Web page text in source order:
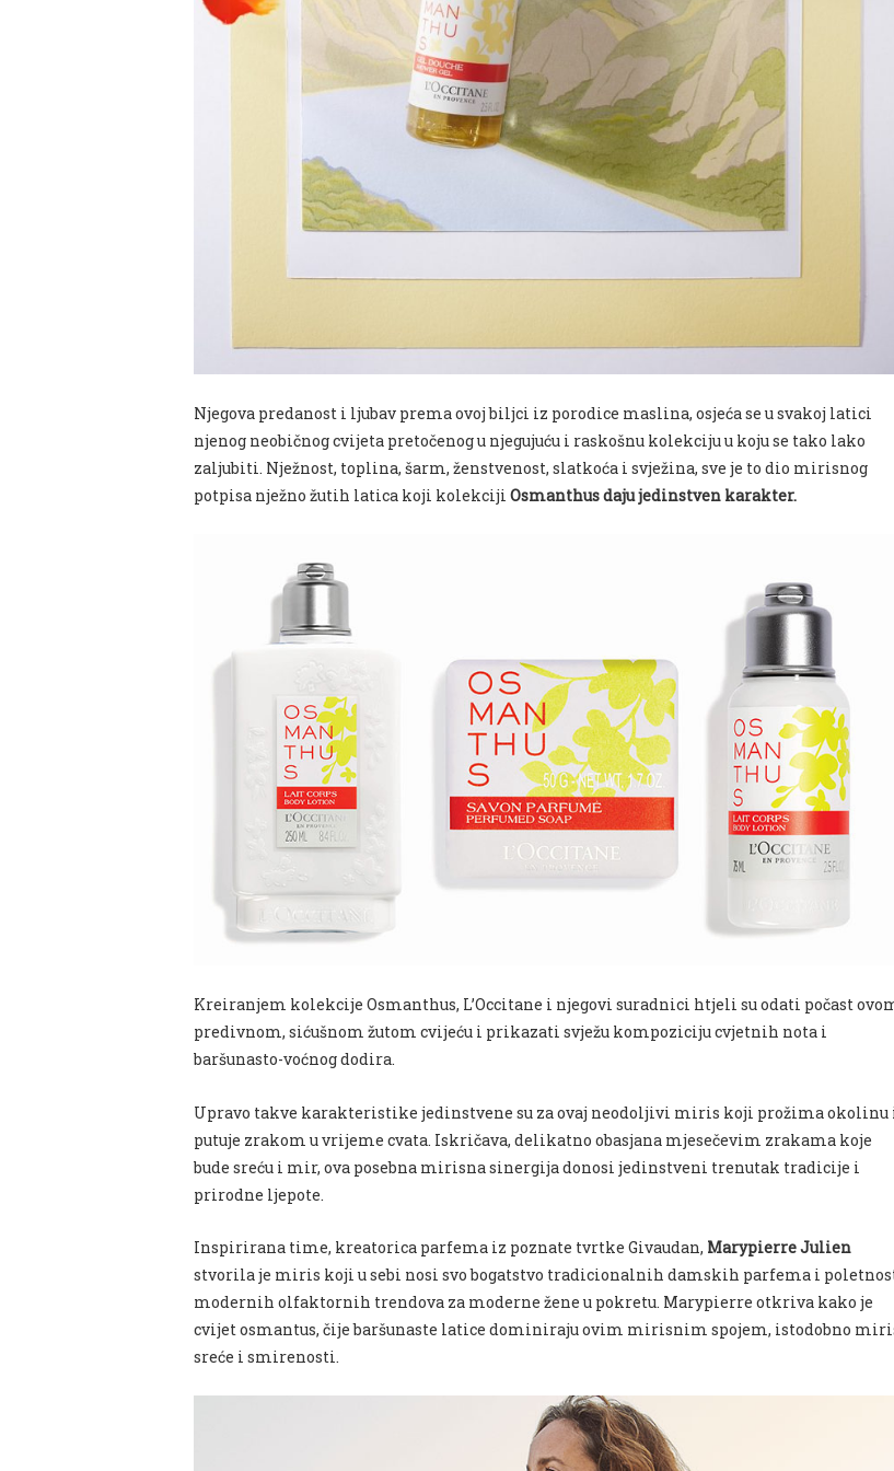
Njegova predanost i ljubav prema ovoj biljci iz porodice maslina, osjeća se u svakoj latici
njenog neobičnog cvijeta pretočenog u njegujuću i raskošnu kolekciju u koju se tako lako
zaljubiti. Nježnost, toplina, šarm, ženstvenost, slatkoća i svježina, sve je to dio mirisnog
potpisa nježno žutih latica koji kolekciji Osmanthus daju jedinstven karakter.
Kreiranjem kolekcije Osmanthus, L’Occitane i njegovi suradnici htjeli su odati počast
predivnom, sićušnom žutom cvijeću i prikazati svježu kompoziciju cvjetnih nota i
baršunasto-voćnog dodira.
Upravo takve karakteristike jedinstvene su za ovaj neodoljivi miris koji prožima okolinu
putuje zrakom u vrijeme cvata. Iskričava, delikatno obasjana mjesečevim zrakama koje
bude sreću i mir, ova posebna mirisna sinergija donosi jedinstveni trenutak tradicije i
prirodne ljepote.
Inspirirana time, kreatorica parfema iz poznate tvrtke Givaudan, Marypierre Julien
stvorila je miris koji u sebi nosi svo bogatstvo tradicionalnih damskih parfema i
modernih olfaktornih trendova za moderne žene u pokretu. Marypierre otkriva kako je
cvijet osmantus, čije baršunaste latice dominiraju ovim mirisnim spojem, istodobno
sreće i smirenosti.